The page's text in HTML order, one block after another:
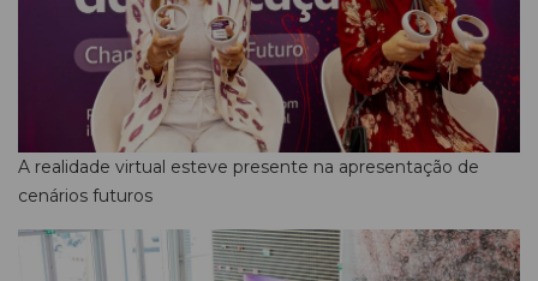
A realidade virtual esteve presente na apresentação de
cenários futuros